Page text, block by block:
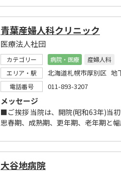
青葉産婦人科クリニック
医療法人社団
カテゴリー 病院・医療
産婦人科
エリア・駅
北海道札幌市厚別区 地
電話番号 011-893-3207
メッセージ
■ご挨拶 当院は、開院(昭和63年)当初
思春期、成熟期、更年期、老年期と
大谷地病院